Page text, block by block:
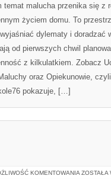
temat malucha przenika się z
życiem domu. To
dylematy i doradzać
od pierwszych chwil
z kilkulatkiem. Zobacz
oraz Opiekunowie,
pokazuje, […]
KOMENTOWANIA LIGURIA
ZOSTAŁA